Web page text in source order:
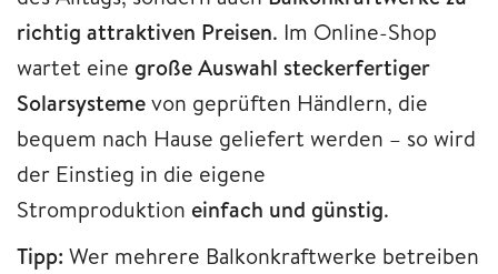
richtig attraktiven Preisen. Im Online-Shop
wartet eine große Auswahl steckerfertiger
Solarsystemevon geprüften Händlern, die
bequem nach Hause geliefert werden – so wird
der Einstieg in die eigene
Stromproduktion einfach und günstig.
Tipp: Wer mehrere Balkonkraftwerke betreiben